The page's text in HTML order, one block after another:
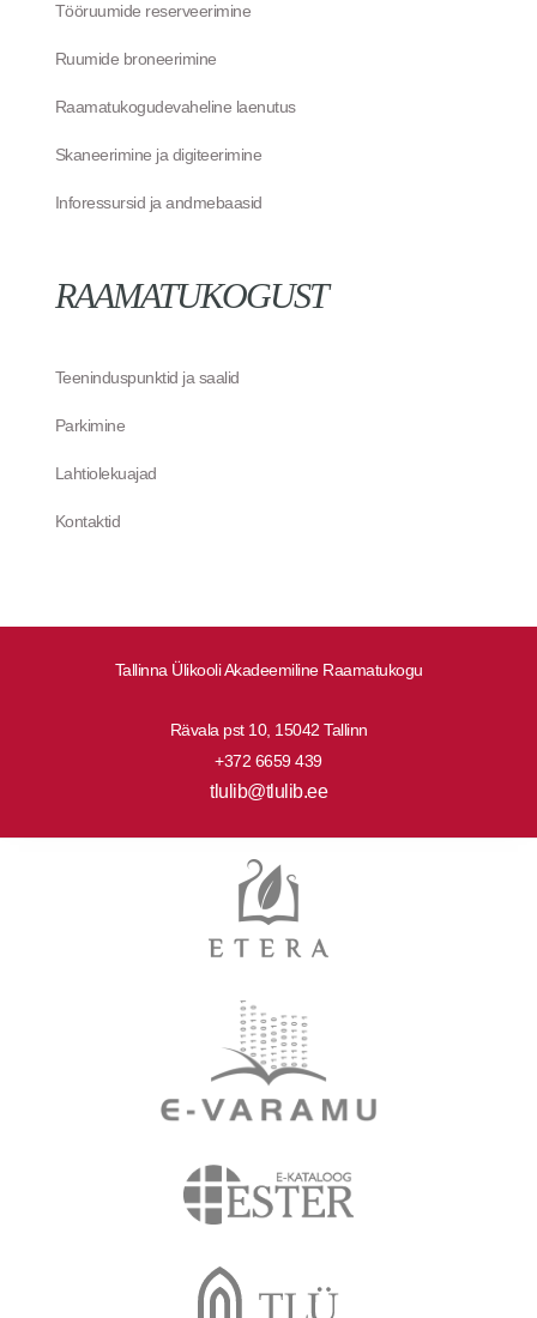
Tallinna Ülikooli Akadeemiline Raamatukogu
Rävala pst 10, 15042 Tallinn
+372 6659 439
tlulib@tlulib.ee
Tööruumide reserveerimine
Ruumide broneerimine
Raamatukogudevaheline laenutus
Skaneerimine ja digiteerimine
Inforessursid ja andmebaasid
RAAMATUKOGUST
Teeninduspunktid ja saalid
Parkimine
Lahtiolekuajad
Kontaktid